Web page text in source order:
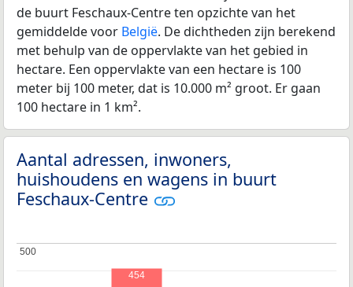
de buurt Feschaux-Centre ten opzichte van het
gemiddelde voor België. De dichtheden zijn berekend
met behulp van de oppervlakte van het gebied in
hectare. Een oppervlakte van een hectare is 100
meter bij 100 meter, dat is 10.000 m² groot. Er gaan
100 hectare in 1 km².
Aantal adressen, inwoners,
huishoudens en wagens in buurt
Feschaux-Centre
500
500
454